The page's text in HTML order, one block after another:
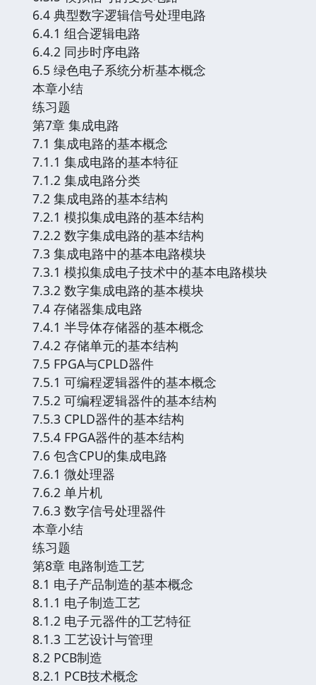
6.4 典型数字逻辑信号处理电路
6.4.1 组合逻辑电路
6.4.2 同步时序电路
6.5 绿色电子系统分析基本概念
本章小结
练习题
第7章 集成电路
7.1 集成电路的基本概念
7.1.1 集成电路的基本特征
7.1.2 集成电路分类
7.2 集成电路的基本结构
7.2.1 模拟集成电路的基本结构
7.2.2 数字集成电路的基本结构
7.3 集成电路中的基本电路模块
7.3.1 模拟集成电子技术中的基本电路模块
7.3.2 数字集成电路的基本模块
7.4 存储器集成电路
7.4.1 半导体存储器的基本概念
7.4.2 存储单元的基本结构
7.5 FPGA与CPLD器件
7.5.1 可编程逻辑器件的基本概念
7.5.2 可编程逻辑器件的基本结构
7.5.3 CPLD器件的基本结构
7.5.4 FPGA器件的基本结构
7.6 包含CPU的集成电路
7.6.1 微处理器
7.6.2 单片机
7.6.3 数字信号处理器件
本章小结
练习题
第8章 电路制造工艺
8.1 电子产品制造的基本概念
8.1.1 电子制造工艺
8.1.2 电子元器件的工艺特征
8.1.3 工艺设计与管理
8.2 PCB制造
8.2.1 PCB技术概念